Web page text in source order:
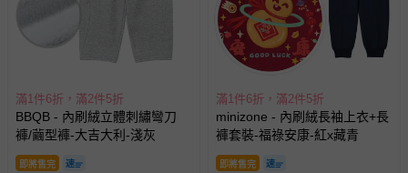
滿1件6折，滿2件5折
BBQB - 內刷絨立體刺繡彎刀
褲/繭型褲-大吉大利-淺灰
即將售完
滿1件6折，滿2件5折
minizone - 內刷絨長袖上衣+長
褲套裝-福祿安康-紅x藏青
即將售完